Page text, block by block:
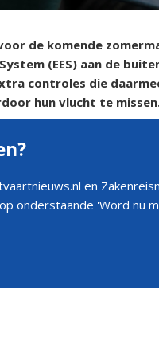
de komende
(EES) aan de
controles die
hun vlucht te
en
onderstaande 'Word nu